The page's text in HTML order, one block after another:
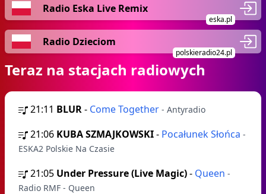
Radio Eska Live Remix
eska.pl
Radio Dzieciom
polskieradio24.pl
Teraz na stacjach radiowych
21:11 BLUR- Come Together - Antyradio
21:06 KUBA SZMAJKOWSKI- Pocałunek Słońca -
ESKA2 Polskie Na Czasie
21:05 Under Pressure (Live Magic)- Queen -
Radio RMF - Queen